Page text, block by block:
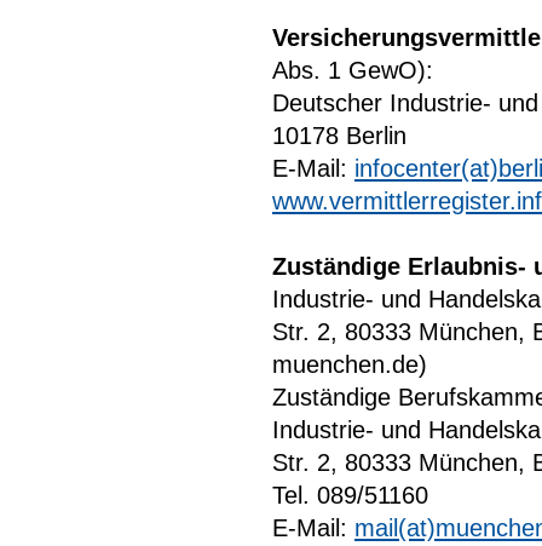
Abs. 1 GewO):
Deutscher Industrie-
10178 Berlin
E-Mail:
Zuständige Erlaubnis-
Industrie- und
Str. 2, 80333 München,
muenchen.de)
Zuständige
Industrie- und
Str. 2, 80333 München,
Tel. 089/51160
E-Mail: